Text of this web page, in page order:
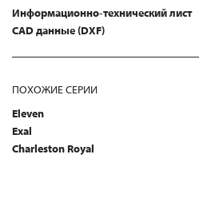
Информационно-технический лист
CAD данные (DXF)
ПОХОЖИЕ СЕРИИ
Eleven
Exal
Charleston Royal